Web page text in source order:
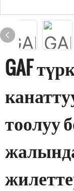
GAF
тоолуу